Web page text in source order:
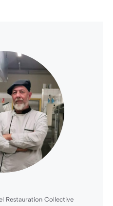
Restauration Collective